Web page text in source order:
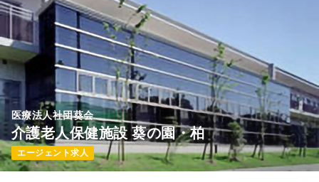
医療法人社団葵会
介護老人保健施設 葵の園・柏
エージェント求人